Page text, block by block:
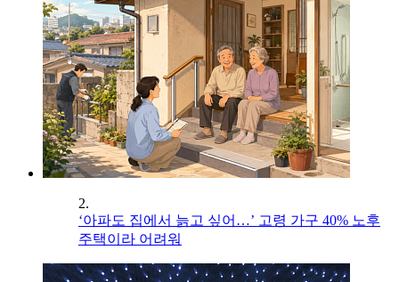
2.
‘아파도 집에서 늙고 싶어…’ 고령 가구 40% 노후
주택이라 어려워